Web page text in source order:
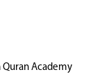
Academy